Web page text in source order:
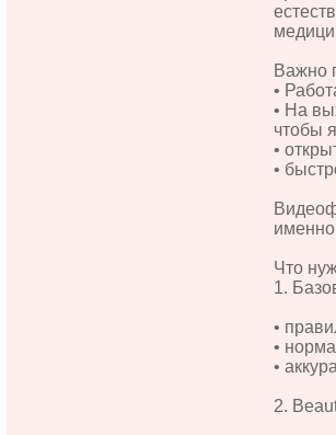
Важно
•
• На
чтобы
•
•
именно
Что
1.
•
•
•
2.